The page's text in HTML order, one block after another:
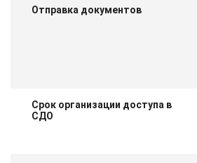
Отправка документов
Срок организации доступа в
СДО